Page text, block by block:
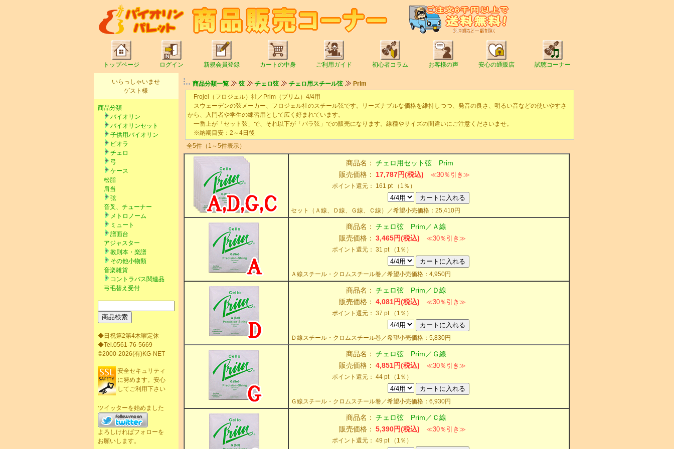
トップページ ログイン 新規会員登録 カートの中身 ご利用ガイド 初心者コラム お客様の声 安心の通販店 試聴コーナー
いらっしゃいませ
ゲスト様
商品分類
バイオリン
バイオリンセット
子供用バイオリン
ビオラ
チェロ
弓
ケース
松脂
肩当
弦
音叉、チューナー
メトロノーム
ミュート
譜面台
アジャスター
教則本・楽譜
その他小物類
音楽雑貨
コントラバス関連品
弓毛替え受付
◆日祝第2第4木曜定休
◆Tel.0561-76-5669
©2000-2026(有)KG-NET
安全セキュリティ
に努めます。安心
してご利用下さい
ツイッターを始めました
よろしければフォローを
お願いします。
商品分類一覧 弦 チェロ弦 チェロ用スチール弦
Prim
Frojel（フロジェル）社／Prim（プリム）4/4用
スウェーデンの弦メーカー、フロジェル社のスチール弦です。リーズナブルな価格を維持しつつ、発音の良さ、明るい音などの使いやすさ
から、入門者や学生の練習用として広く好まれています。
一番上が「セット弦」で、それ以下が「バラ弦」での販売になります。線種やサイズの間違いにご注意くださいませ。
※納期目安：2～4日後
全5件（1～5件表示）
商品名： チェロ用セット弦 Prim
販売価格：
17,787円(税込) ≪30％引き≫
ポイント還元： 161 pt （1％）
セット（Ａ線、Ｄ線、Ｇ線、Ｃ線）／希望小売価格：25,410円
商品名： チェロ弦 Prim／Ａ線
販売価格： 3,465円(税込) ≪30％引き≫
ポイント還元： 31 pt （1％）
Ａ線スチール・クロムスチール巻／希望小売価格：4,950円
商品名： チェロ弦 Prim／Ｄ線
販売価格： 4,081円(税込) ≪30％引き≫
ポイント還元： 37 pt （1％）
Ｄ線スチール・クロムスチール巻／希望小売価格：5,830円
商品名： チェロ弦 Prim／Ｇ線
販売価格： 4,851円(税込) ≪30％引き≫
ポイント還元： 44 pt （1％）
Ｇ線スチール・クロムスチール巻／希望小売価格：6,930円
商品名： チェロ弦 Prim／Ｃ線
販売価格： 5,390円(税込) ≪30％引き≫
ポイント還元： 49 pt （1％）